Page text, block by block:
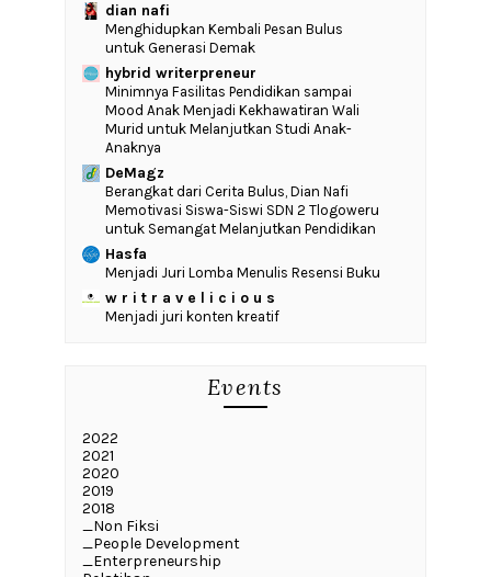
dian nafi
Menghidupkan Kembali Pesan Bulus
untuk Generasi Demak
hybrid writerpreneur
‎Minimnya Fasilitas Pendidikan sampai
Mood Anak Menjadi Kekhawatiran Wali
Murid untuk Melanjutkan Studi Anak-
Anaknya
DeMagz
‎Berangkat dari Cerita Bulus, Dian Nafi
Memotivasi Siswa-Siswi SDN 2 Tlogoweru
untuk Semangat Melanjutkan Pendidikan
Hasfa
Menjadi Juri Lomba Menulis Resensi Buku
w r i t r a v e l i c i o u s
Menjadi juri konten kreatif
Events
2022
2021
2020
2019
2018
_Non Fiksi
_People Development
_Enterpreneurship